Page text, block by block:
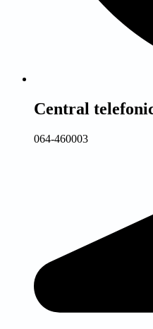
Central
064-460003